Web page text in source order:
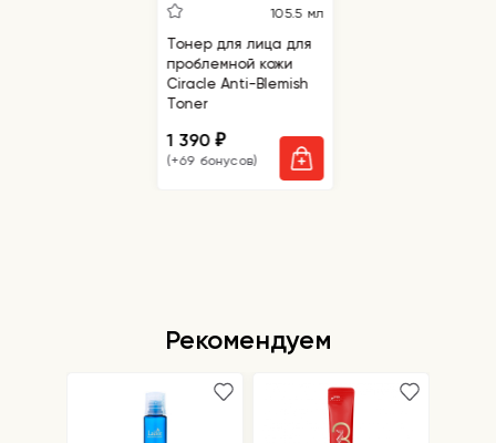
105.5 мл
Тонер для лица для
проблемной кожи
Ciracle Anti-Blemish
Toner
1 390₽
(+69 бонусов)
Рекомендуем